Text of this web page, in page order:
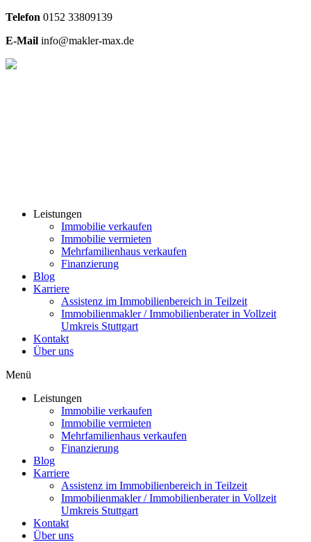
Telefon 0152 33809139
E-Mail info@makler-max.de
Leistungen
Immobilie verkaufen
Immobilie vermieten
Mehrfamilienhaus verkaufen
Finanzierung
Blog
Karriere
Assistenz im Immobilienbereich in Teilzeit
Immobilienmakler / Immobilienberater in Vollzeit
Umkreis Stuttgart
Kontakt
Über uns
Menü
Leistungen
Immobilie verkaufen
Immobilie vermieten
Mehrfamilienhaus verkaufen
Finanzierung
Blog
Karriere
Assistenz im Immobilienbereich in Teilzeit
Immobilienmakler / Immobilienberater in Vollzeit
Umkreis Stuttgart
Kontakt
Über uns